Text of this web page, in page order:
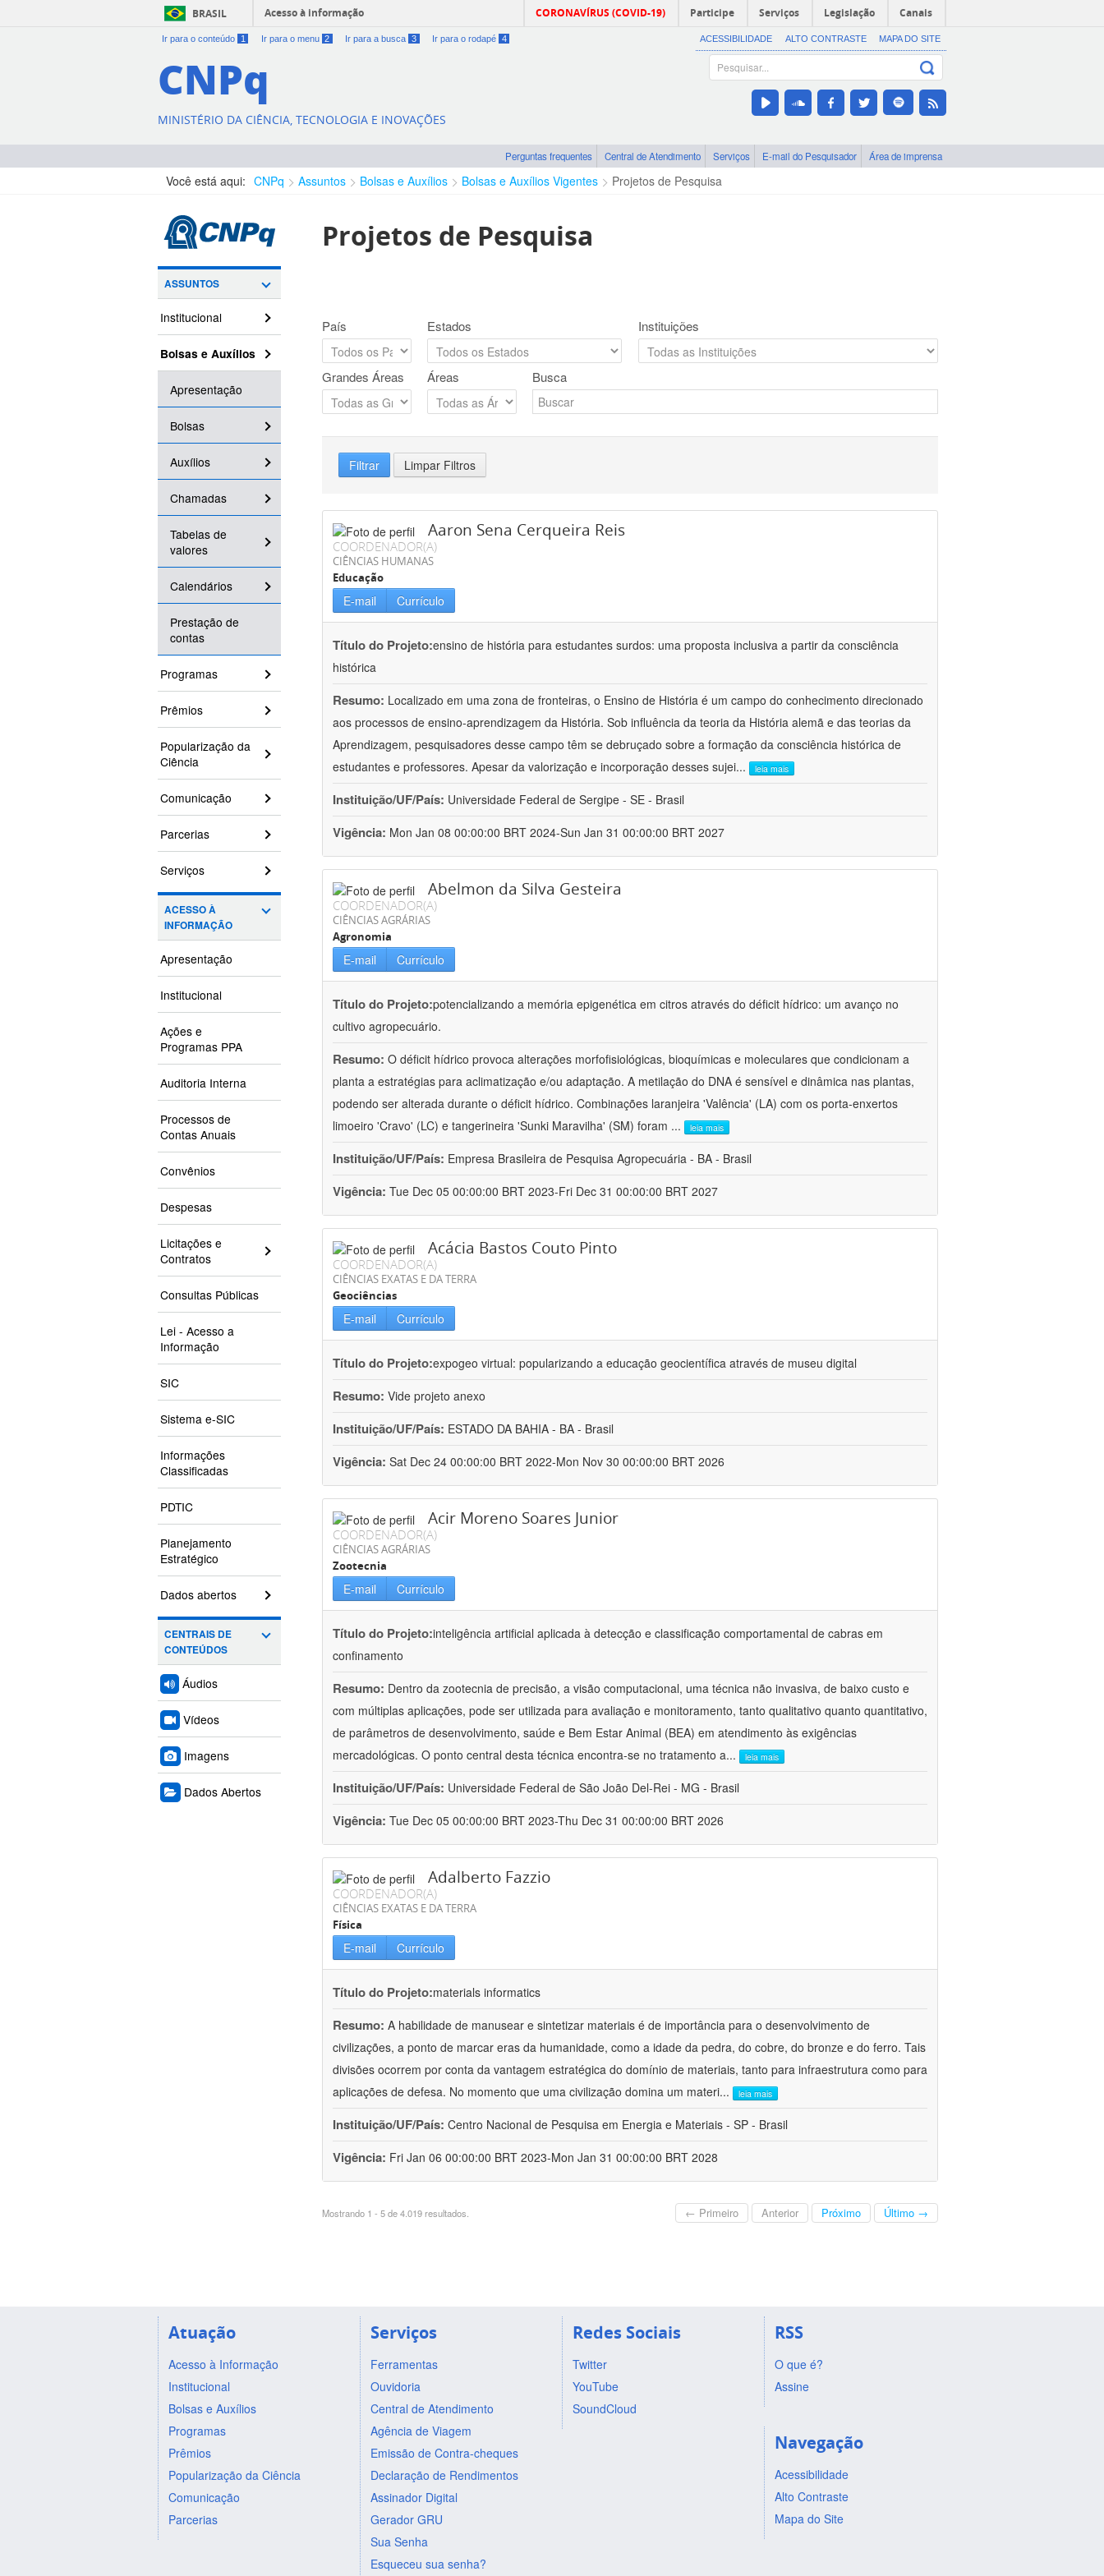
BRASIL Acesso à informação CORONAVÍRUS (COVID-19) Participe Serviços Legislação Canais
Ir para o conteúdo 1 Ir para o menu 2 Ir para a busca 3 Ir para o rodapé 4 ACESSIBILIDADE ALTO CONTRASTE MAPA DO SITE
CNPq
MINISTÉRIO DA CIÊNCIA, TECNOLOGIA E INOVAÇÕES
Perguntas frequentes Central de Atendimento Serviços E-mail do Pesquisador Área de imprensa
Você está aqui: CNPq Assuntos Bolsas e Auxílios Bolsas e Auxílios Vigentes Projetos de Pesquisa
ASSUNTOS
Institucional
Bolsas e Auxílios
Apresentação
Bolsas
Auxílios
Chamadas
Tabelas de
valores
Calendários
Prestação de
contas
Programas
Prêmios
Popularização da
Ciência
Comunicação
Parcerias
Serviços
ACESSO À
INFORMAÇÃO
Apresentação
Institucional
Ações e
Programas PPA
Auditoria Interna
Processos de
Contas Anuais
Convênios
Despesas
Licitações e
Contratos
Consultas Públicas
Lei - Acesso a
Informação
SIC
Sistema e-SIC
Informações
Classificadas
PDTIC
Planejamento
Estratégico
Dados abertos
CENTRAIS DE
CONTEÚDOS
Áudios
Vídeos
Imagens
Dados Abertos
Projetos de Pesquisa
País Estados Instituições
Grandes Áreas Áreas Busca
Filtrar Limpar Filtros
Aaron Sena Cerqueira Reis
COORDENADOR(A)
CIÊNCIAS HUMANAS
Educação
E-mail Currículo
Título do Projeto:ensino de história para estudantes surdos: uma proposta inclusiva a partir da consciência
histórica
Resumo: Localizado em uma zona de fronteiras, o Ensino de História é um campo do conhecimento direcionado
aos processos de ensino-aprendizagem da História. Sob influência da teoria da História alemã e das teorias da
Aprendizagem, pesquisadores desse campo têm se debruçado sobre a formação da consciência histórica de
estudantes e professores. Apesar da valorização e incorporação desses sujei... leia mais
Instituição/UF/País: Universidade Federal de Sergipe - SE - Brasil
Vigência: Mon Jan 08 00:00:00 BRT 2024-Sun Jan 31 00:00:00 BRT 2027
Abelmon da Silva Gesteira
COORDENADOR(A)
CIÊNCIAS AGRÁRIAS
Agronomia
E-mail Currículo
Título do Projeto:potencializando a memória epigenética em citros através do déficit hídrico: um avanço no
cultivo agropecuário.
Resumo: O déficit hídrico provoca alterações morfofisiológicas, bioquímicas e moleculares que condicionam a
planta a estratégias para aclimatização e/ou adaptação. A metilação do DNA é sensível e dinâmica nas plantas,
podendo ser alterada durante o déficit hídrico. Combinações laranjeira 'Valência' (LA) com os porta-enxertos
limoeiro 'Cravo' (LC) e tangerineira 'Sunki Maravilha' (SM) foram ... leia mais
Instituição/UF/País: Empresa Brasileira de Pesquisa Agropecuária - BA - Brasil
Vigência: Tue Dec 05 00:00:00 BRT 2023-Fri Dec 31 00:00:00 BRT 2027
Acácia Bastos Couto Pinto
COORDENADOR(A)
CIÊNCIAS EXATAS E DA TERRA
Geociências
E-mail Currículo
Título do Projeto:expogeo virtual: popularizando a educação geocientífica através de museu digital
Resumo: Vide projeto anexo
Instituição/UF/País: ESTADO DA BAHIA - BA - Brasil
Vigência: Sat Dec 24 00:00:00 BRT 2022-Mon Nov 30 00:00:00 BRT 2026
Acir Moreno Soares Junior
COORDENADOR(A)
CIÊNCIAS AGRÁRIAS
Zootecnia
E-mail Currículo
Título do Projeto:inteligência artificial aplicada à detecção e classificação comportamental de cabras em
confinamento
Resumo: Dentro da zootecnia de precisão, a visão computacional, uma técnica não invasiva, de baixo custo e
com múltiplas aplicações, pode ser utilizada para avaliação e monitoramento, tanto qualitativo quanto quantitativo,
de parâmetros de desenvolvimento, saúde e Bem Estar Animal (BEA) em atendimento às exigências
mercadológicas. O ponto central desta técnica encontra-se no tratamento a... leia mais
Instituição/UF/País: Universidade Federal de São João Del-Rei - MG - Brasil
Vigência: Tue Dec 05 00:00:00 BRT 2023-Thu Dec 31 00:00:00 BRT 2026
Adalberto Fazzio
COORDENADOR(A)
CIÊNCIAS EXATAS E DA TERRA
Física
E-mail Currículo
Título do Projeto:materials informatics
Resumo: A habilidade de manusear e sintetizar materiais é de importância para o desenvolvimento de
civilizações, a ponto de marcar eras da humanidade, como a idade da pedra, do cobre, do bronze e do ferro. Tais
divisões ocorrem por conta da vantagem estratégica do domínio de materiais, tanto para infraestrutura como para
aplicações de defesa. No momento que uma civilização domina um materi... leia mais
Instituição/UF/País: Centro Nacional de Pesquisa em Energia e Materiais - SP - Brasil
Vigência: Fri Jan 06 00:00:00 BRT 2023-Mon Jan 31 00:00:00 BRT 2028
Mostrando 1 - 5 de 4.019 resultados. ← Primeiro Anterior Próximo Último →
Atuação
Acesso à Informação
Institucional
Bolsas e Auxílios
Programas
Prêmios
Popularização da Ciência
Comunicação
Parcerias
Serviços
Ferramentas
Ouvidoria
Central de Atendimento
Agência de Viagem
Emissão de Contra-cheques
Declaração de Rendimentos
Assinador Digital
Gerador GRU
Sua Senha
Esqueceu sua senha?
Redes Sociais
Twitter
YouTube
SoundCloud
RSS
O que é?
Assine
Navegação
Acessibilidade
Alto Contraste
Mapa do Site